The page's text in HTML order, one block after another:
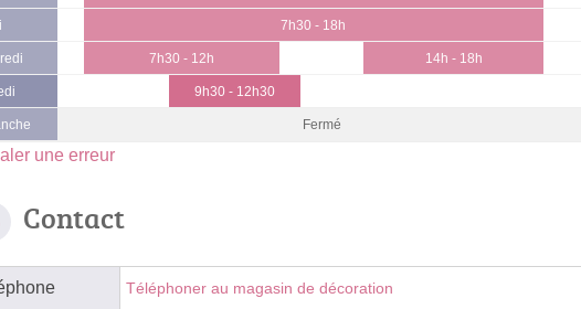
7h30 - 18h
7h30 - 12h 14h - 18h
9h30 - 12h30
Fermé
une erreur
Contact
Téléphoner au magasin de décoration